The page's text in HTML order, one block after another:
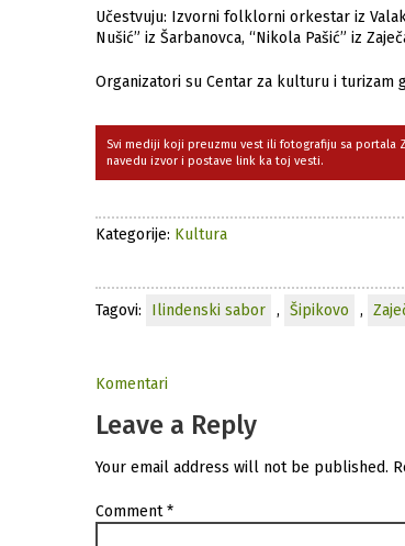
Učestvuju: Izvorni folklorni orkestar iz
Nušić” iz Šarbanovca, “Nikola Pašić” iz
Organizatori su Centar za kulturu i turizam
Svi mediji koji preuzmu vest ili fotografiju sa portala
navedu izvor i postave link ka toj vesti.
Kategorije: Kultura
Tagovi: Ilindenski sabor , Šipikovo ,
Komentari
Leave a Reply
Your email address will not be published.
Comment*